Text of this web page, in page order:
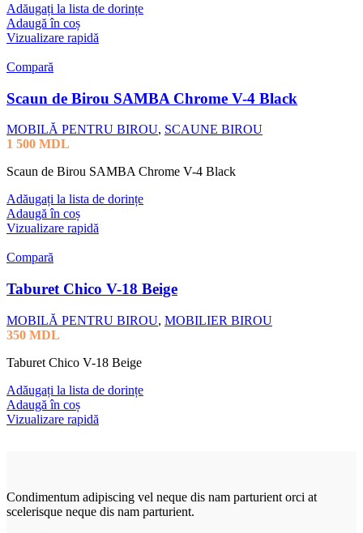
Adăugați la lista de dorințe
Adaugă în coș
Vizualizare rapidă
Compară
Scaun de Birou SAMBA Chrome V-4 Black
MOBILĂ PENTRU BIROU, SCAUNE BIROU
1 500 MDL
Scaun de Birou SAMBA Chrome V-4 Black
Adăugați la lista de dorințe
Adaugă în coș
Vizualizare rapidă
Compară
Taburet Chico V-18 Beige
MOBILĂ PENTRU BIROU, MOBILIER BIROU
350 MDL
Taburet Chico V-18 Beige
Adăugați la lista de dorințe
Adaugă în coș
Vizualizare rapidă
Condimentum adipiscing vel neque dis nam parturient orci at
scelerisque neque dis nam parturient.